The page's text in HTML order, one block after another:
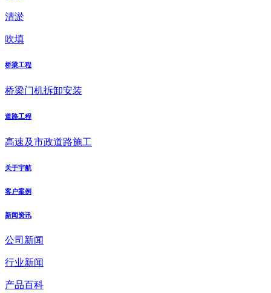
清淤
吹填
桥梁工程
桥梁门机拆卸安装
道路工程
高速及市政道路施工
关于宇航
客户案例
新闻资讯
公司新闻
行业新闻
产品百科